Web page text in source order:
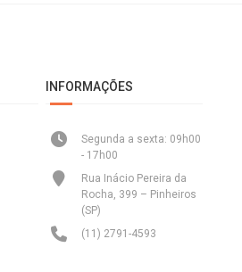
INFORMAÇÕES
Segunda a sexta: 09h00
- 17h00
Rua Inácio Pereira da
Rocha, 399 – Pinheiros
(SP)
(11) 2791-4593